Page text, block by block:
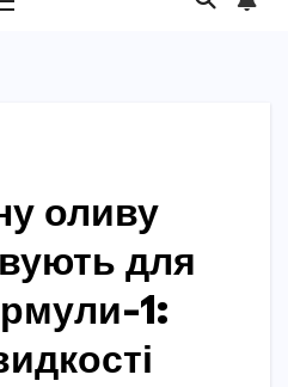
оливу
для
1: